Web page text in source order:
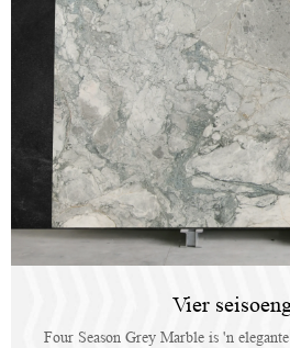
Vier
Four Season Grey Marble is 'n